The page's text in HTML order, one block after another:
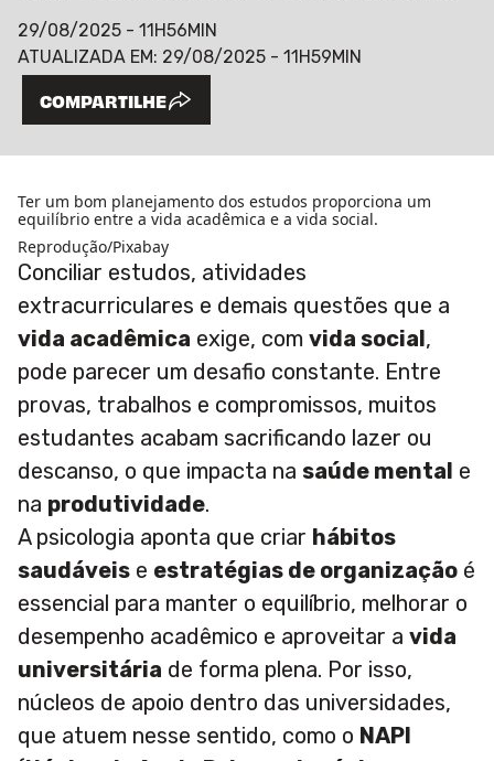
29/08/2025 - 11H56MIN
ATUALIZADA EM: 29/08/2025 - 11H59MIN
COMPARTILHE
Ter um bom planejamento dos estudos proporciona um
equilíbrio entre a vida acadêmica e a vida social.
Reprodução/Pixabay
Conciliar estudos, atividades
extracurriculares e demais questões que a
vida acadêmica exige, com vida social,
pode parecer um desafio constante. Entre
provas, trabalhos e compromissos, muitos
estudantes acabam sacrificando lazer ou
descanso, o que impacta na saúde mental e
na produtividade.
A psicologia aponta que criar hábitos
saudáveis e estratégias de organização é
essencial para manter o equilíbrio, melhorar o
desempenho acadêmico e aproveitar a vida
universitária de forma plena. Por isso,
núcleos de apoio dentro das universidades,
que atuem nesse sentido, como o NAPI